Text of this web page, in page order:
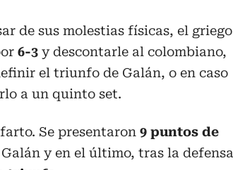
de sus molestias físicas, el griego
6-3 y descontarle al colombiano,
el triunfo de Galán, o en caso
a un quinto set.
Se presentaron 9 puntos de
y en el último, tras la defensa